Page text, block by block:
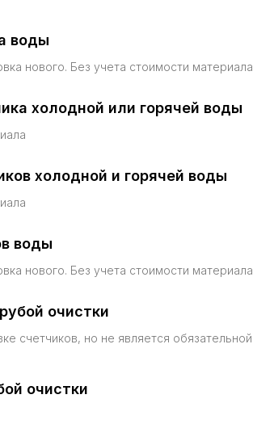
воды
нового. Без учета стоимости материала
холодной или горячей воды
холодной и горячей воды
воды
нового. Без учета стоимости материала
очистки
счетчиков, но не является обязательной
очистки